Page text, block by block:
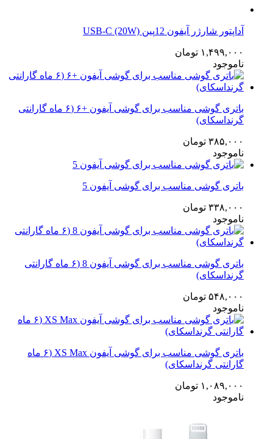
آداپتور شارژر آیفون 12پین USB-C (20W)
۱,۴۹۹,۰۰۰ تومان
ناموجود
باتری گوشی مناسب برای گوشی آیفون +۶ (۶ ماه گارانتی
گرنداسکای)
۳۸۵,۰۰۰ تومان
ناموجود
باتری گوشی مناسب برای گوشی آیفون 5
۳۳۸,۰۰۰ تومان
ناموجود
باتری گوشی مناسب برای گوشی آیفون 8 (۶ ماه گارانتی
گرنداسکای)
۵۴۸,۰۰۰ تومان
ناموجود
باتری گوشی مناسب برای گوشی آیفون XS Max (۶ ماه
گارانتی گرنداسکای)
۱,۰۸۹,۰۰۰ تومان
ناموجود